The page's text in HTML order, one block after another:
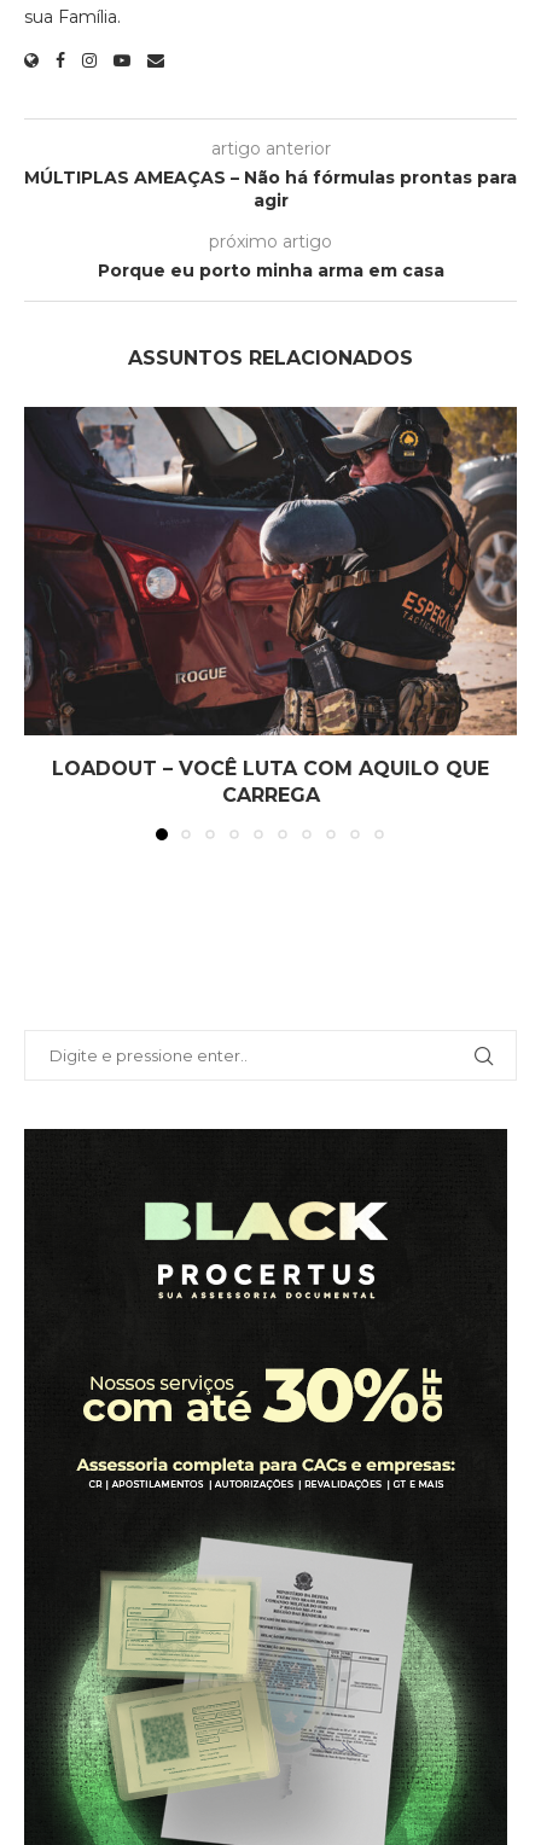
sua Família.
artigo anterior
MÚLTIPLAS AMEAÇAS – Não há fórmulas prontas para
agir
próximo artigo
Porque eu porto minha arma em casa
ASSUNTOS RELACIONADOS
LOADOUT – VOCÊ LUTA COM AQUILO QUE
CARREGA